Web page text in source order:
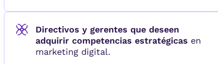
Directivos y gerentes que deseen
adquirir competencias estratégicas en
marketing digital.